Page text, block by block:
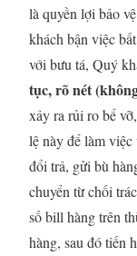
là quyền lợi bảo
khách bận việc
với bưu tá, Quý
tục, rõ nét
xảy ra rủi ro bể
lệ này để làm
đổi trả, gửi bù
chuyển từ chối
số bill hàng trên
hàng, sau đó tiến